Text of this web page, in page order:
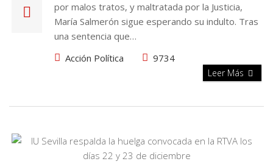
por malos tratos, y maltratada por la Justicia,
María Salmerón sigue esperando su indulto. Tras
una sentencia que…
Acción Política
9734
Leer Más